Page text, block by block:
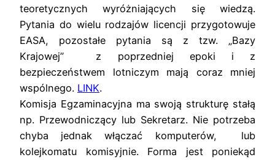
teoretycznych wyróżniających się wiedzą.
Pytania do wielu rodzajów licencji przygotowuje
EASA, pozostałe pytania są z tzw. „Bazy
Krajowej” z poprzedniej epoki i z
bezpieczeństwem lotniczym mają coraz mniej
wspólnego. LINK.
Komisja Egzaminacyjna ma swoją strukturę stałą
np. Przewodniczący lub Sekretarz. Nie potrzeba
chyba jednak włączać komputerów, lub
kolejkomatu komisyjnie. Forma jest poniekąd